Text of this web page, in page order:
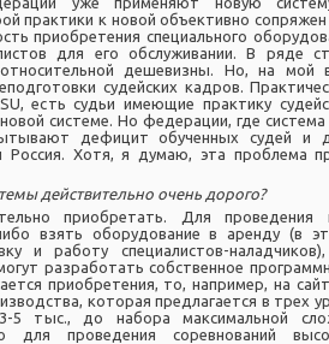
практики к новой объективно
приобретения специального
для его обслуживании. В ряде
дешевизны. Но, на мой
судейских кадров.
есть судьи имеющие практику
системе. Но федерации, где
дефицит обученных судей и
Россия. Хотя, я думаю, эта проблема
действительно очень дорого?
приобретать. Для проведения
взять оборудование в аренду (в
и работу специалистов-
разработать собственное
приобретения, то, например, на
которая предлагается в трех
тыс., до набора максимальной
для проведения соревнований